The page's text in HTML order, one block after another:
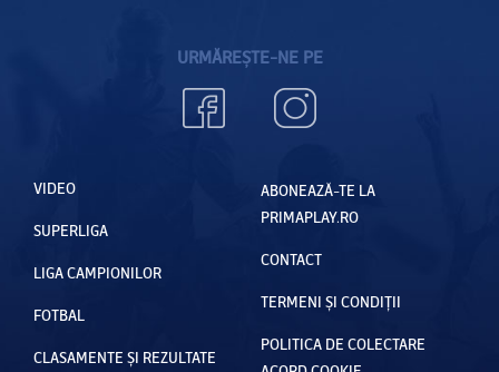
URMĂREȘTE-NE PE
VIDEO
SUPERLIGA
LIGA CAMPIONILOR
FOTBAL
CLASAMENTE ȘI REZULTATE
ABONEAZĂ-TE LA
PRIMAPLAY.RO
CONTACT
TERMENI ȘI CONDIȚII
POLITICA DE COLECTARE